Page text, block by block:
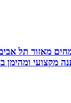
מאזור תל אביב
ומהימן